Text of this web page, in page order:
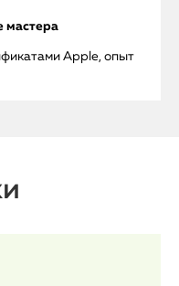
мастера
Apple, опыт